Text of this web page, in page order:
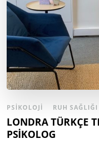
PSIKOLOJI RUH SAĞLIĞI
LONDRA TÜRKÇE
PSİKOLOG